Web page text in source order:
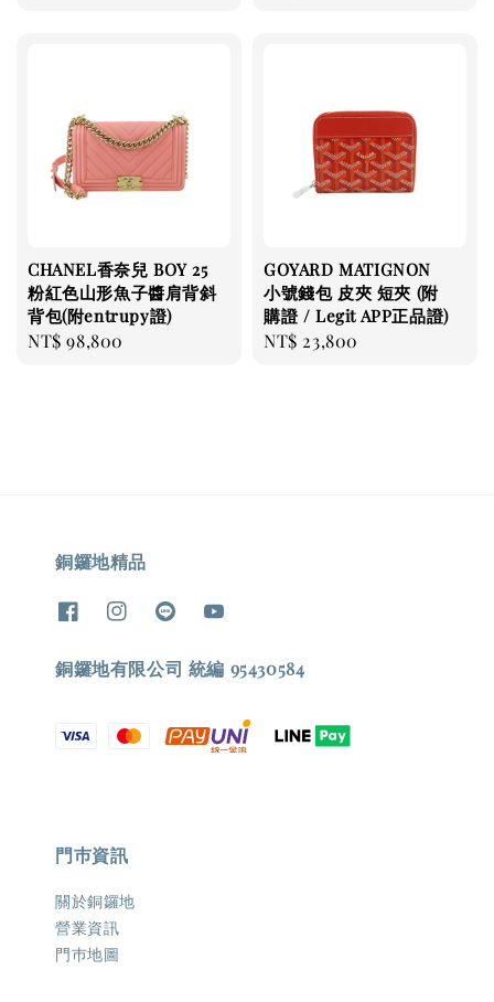
CHANEL香奈兒 BOY 25
粉紅色山形魚子醬肩背斜
背包(附entrupy證)
Regular
NT$ 98,800
GOYARD MATIGNON
小號錢包 皮夾 短夾 (附
購證 / Legit APP正品證)
Regular
NT$ 23,800
銅鑼地精品
銅鑼地有限公司 統編 95430584
門巿資訊
關於銅鑼地
營業資訊
門巿地圖